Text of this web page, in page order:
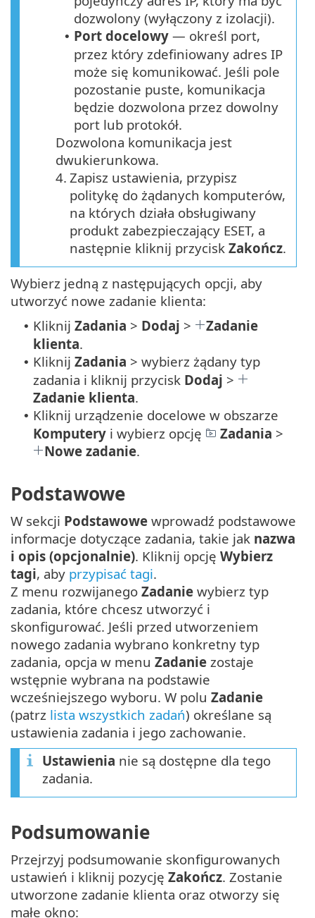
dozwolony (wyłączony z izolacji).
• Port docelowy — określ port,
przez który zdefiniowany adres IP
może się komunikować. Jeśli pole
pozostanie puste, komunikacja
będzie dozwolona przez dowolny
port lub protokół.
Dozwolona komunikacja jest
dwukierunkowa.
4. Zapisz ustawienia, przypisz
politykę do żądanych komputerów,
na których działa obsługiwany
produkt zabezpieczający ESET, a
następnie kliknij przycisk Zakończ.
Wybierz jedną z następujących opcji, aby
utworzyć nowe zadanie klienta:
• Kliknij Zadania > Dodaj >
Zadanie
klienta.
• Kliknij Zadania > wybierz żądany typ
zadania i kliknij przycisk Dodaj >
Zadanie klienta.
• Kliknij urządzenie docelowe w obszarze
Komputery i wybierz opcję Zadania >
Nowe zadanie.
Podstawowe
W sekcji Podstawowe wprowadź podstawowe
informacje dotyczące zadania, takie jak nazwa
i opis (opcjonalnie). Kliknij opcję Wybierz
tagi, aby przypisać tagi.
Z menu rozwijanego Zadanie wybierz typ
zadania, które chcesz utworzyć i
skonfigurować. Jeśli przed utworzeniem
nowego zadania wybrano konkretny typ
zadania, opcja w menu Zadanie zostaje
wstępnie wybrana na podstawie
wcześniejszego wyboru. W polu Zadanie
(patrz lista wszystkich zadań) określane są
ustawienia zadania i jego zachowanie.
Ustawienia nie są dostępne dla tego
zadania.
Podsumowanie
Przejrzyj podsumowanie skonfigurowanych
ustawień i kliknij pozycję Zakończ. Zostanie
utworzone zadanie klienta oraz otworzy się
małe okno: